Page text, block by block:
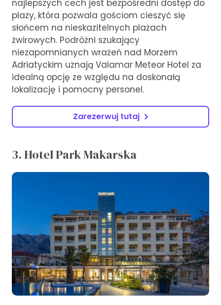
najlepszych cech jest bezpośredni dostęp do
plaży, która pozwala gościom cieszyć się
słońcem na nieskazitelnych plażach
żwirowych. Podróżni szukający
niezapomnianych wrażeń nad Morzem
Adriatyckim uznają Valamar Meteor Hotel za
idealną opcję ze względu na doskonałą
lokalizację i pomocny personel.
Zarezerwuj tutaj
3. Hotel Park Makarska